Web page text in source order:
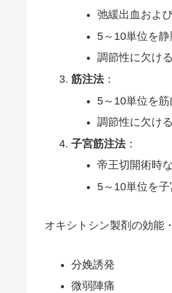
弛緩出血およ
5～10単位を
調節性に欠け
筋注法：
5～10単位を
調節性に欠け
子宮筋注法：
帝王切開術時
5～10単位を
オキシトシン製剤の効能
分娩誘発
微弱陣痛